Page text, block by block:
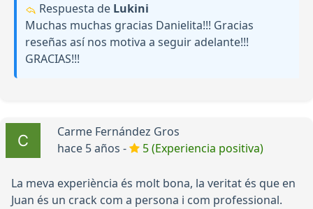
Respuesta de Lukini
Muchas muchas gracias Danielita!!! Gracias
reseñas así nos motiva a seguir adelante!!!
GRACIAS!!!
Carme Fernández Gros
hace 5 años -
5 (Experiencia positiva)
La meva experiència és molt bona, la veritat és que en
Juan és un crack com a persona i com professional.